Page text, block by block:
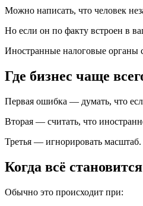
Можно написать, что человек
Но если он по факту встроен в
Иностранные налоговые органы
Где бизнес чаще
Первая ошибка — думать, что
Вторая — считать, что
Третья — игнорировать
Когда всё
Обычно это происходит при: